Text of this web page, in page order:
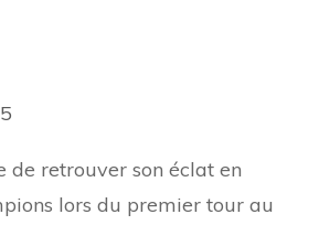
de retrouver son éclat en
lors du premier tour au